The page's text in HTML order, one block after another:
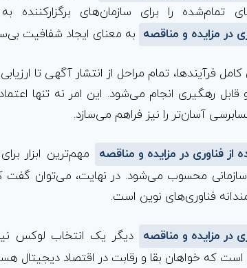
تمام‌شده را برای سازمان‌های برگزارکننده
در مزایده و مناقصه به معنای ایجاد شفافیت
فرآیندها، تمام مراحل از انتشار آگهی تا
قابل رهگیری انجام می‌شود. این امر نه تنها
آسان‌تر را نیز فراهم می‌سازد.
از فناوری در مزایده و مناقصه
مهم‌ترین ابزار
محسوب می‌شود. در نهایت، می‌توان گفت
فناوری‌های نوین است.
در مزایده و مناقصه
دیگر یک انتخاب لوکس
است که خواهان بقا و رقابت در اقتصاد دیجیتال